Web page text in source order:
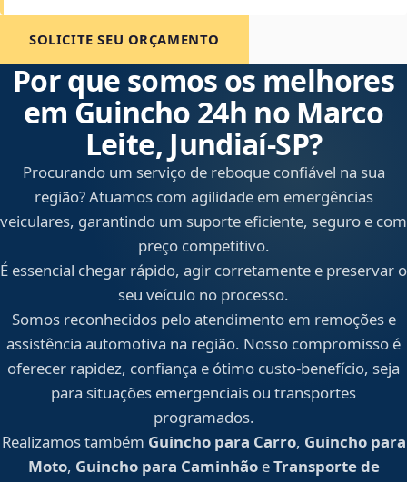
SOLICITE SEU ORÇAMENTO
Por que somos os melhores
em Guincho 24h no Marco
Leite, Jundiaí‑SP?
Procurando um serviço de reboque confiável na sua
região? Atuamos com agilidade em emergências
veiculares, garantindo um suporte eficiente, seguro e com
preço competitivo.
É essencial chegar rápido, agir corretamente e preservar o
seu veículo no processo.
Somos reconhecidos pelo atendimento em remoções e
assistência automotiva na região. Nosso compromisso é
oferecer rapidez, confiança e ótimo custo-benefício, seja
para situações emergenciais ou transportes
programados.
Realizamos também Guincho para Carro, Guincho para
Moto, Guincho para CaminhãoeTransporte de